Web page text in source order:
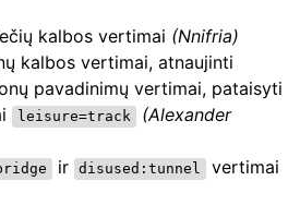
kalbos vertimai (Nnifria)
kalbos vertimai, atnaujinti
pavadinimų vertimai, pataisyti
leisure=track
(Alexander
ir disused:tunnel
vertimai